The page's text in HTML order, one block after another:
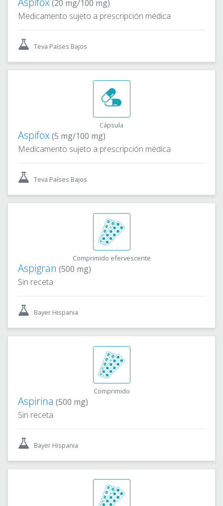
(20 mg/100 mg)
Medicamento sujeto a prescripción médica
Teva Países Bajos
Cápsula
Aspifox(5 mg/100 mg)
Medicamento sujeto a prescripción médica
Teva Países Bajos
Comprimido efervescente
Aspigran (500 mg)
Sin receta
Bayer Hispania
Comprimido
Aspirina (500 mg)
Sin receta
Bayer Hispania